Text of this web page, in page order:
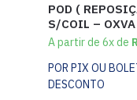
POD (
S/COIL – OXVA
A partir de 6x de
POR PIX OU
DESCONTO